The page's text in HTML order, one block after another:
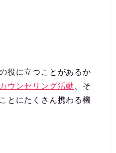
役に立つことがあるか
カウンセリング活動
、そ
とにたくさん携わる機